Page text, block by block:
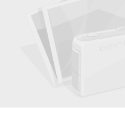
Laptop HP Elitebook 820 G2 -
7.600.000 đ 5,900,000 đ
Laptop HP Probook 640 G1-